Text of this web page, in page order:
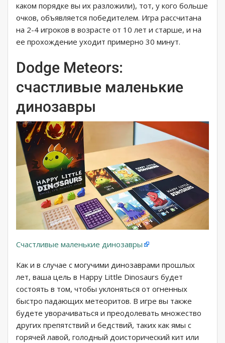
каком порядке вы их разложили), тот, у кого больше
очков, объявляется победителем. Игра рассчитана
на 2-4 игроков в возрасте от 10 лет и старше, и на
ее прохождение уходит примерно 30 минут.
Dodge Meteors:
счастливые маленькие
динозавры
Счастливые маленькие динозавры
Как и в случае с могучими динозаврами прошлых
лет, ваша цель в Happy Little Dinosaurs будет
состоять в том, чтобы уклоняться от огненных
быстро падающих метеоритов. В игре вы также
будете уворачиваться и преодолевать множество
других препятствий и бедствий, таких как ямы с
горячей лавой, голодный доисторический кит или